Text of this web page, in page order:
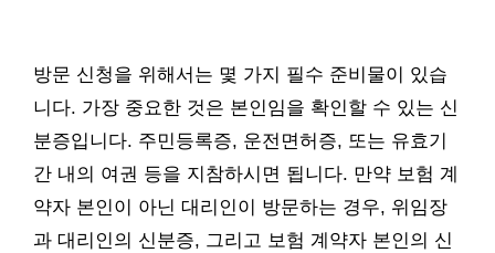
방문 신청을 위해서는 몇 가지 필수 준비물이 있습
니다. 가장 중요한 것은 본인임을 확인할 수 있는 신
분증입니다. 주민등록증, 운전면허증, 또는 유효기
간 내의 여권 등을 지참하시면 됩니다. 만약 보험 계
약자 본인이 아닌 대리인이 방문하는 경우, 위임장
과 대리인의 신분증, 그리고 보험 계약자 본인의 신